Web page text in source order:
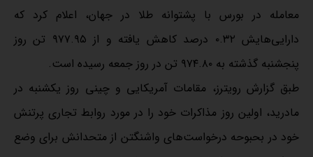
معامله در بورس با پشتوانه طلا در جهان، اعلام کرد که
دارایی‌هایش ۰.۳۲ درصد کاهش یافته و از ۹۷۷.۹۵ تن روز
پنجشنبه گذشته به ۹۷۴.۸۰ تن در روز جمعه رسیده است.
طبق گزارش رویترز، مقامات آمریکایی و چینی روز یکشنبه در
مادرید، اولین روز مذاکرات خود را در مورد روابط تجاری پرتنش
خود در بحبوحه درخواست‌های واشنگتن از متحدانش برای وضع